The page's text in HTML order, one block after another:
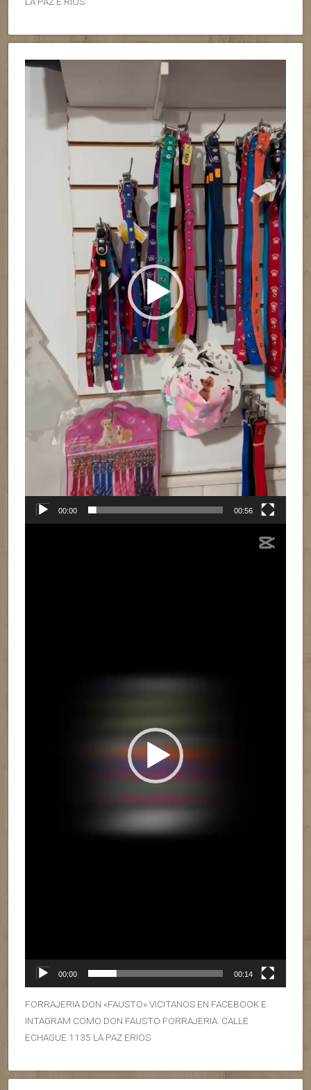
Reproductor
00:00 00:56
00:00 00:14
FORRAJERIA DON «FAUSTO» VICITANOS EN FACEBOOK E
INTAGRAM COMO DON FAUSTO FORRAJERIA. CALLE
ECHAGUE 1135 LA PAZ ERIOS